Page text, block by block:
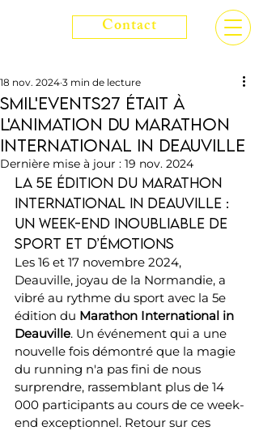
Contact
Smil'events27 était à
l'animation du marathon
international in deauville
18 nov. 2024 3 min de lecture
Dernière mise à jour : 19 nov. 2024
La 5e édition du Marathon
International in Deauville :
Un week-end inoubliable de
sport et d’émotions
Les 16 et 17 novembre 2024,
Deauville, joyau de la Normandie, a
vibré au rythme du sport avec la 5e
édition du Marathon International in
Deauville. Un événement qui a une
nouvelle fois démontré que la magie
du running n'a pas fini de nous
surprendre, rassemblant plus de 14
000 participants au cours de ce week-
end exceptionnel. Retour sur ces